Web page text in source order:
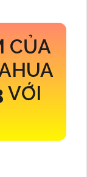
CỦA
VỚI